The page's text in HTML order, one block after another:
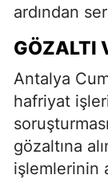
ardından
GÖZALTI
Antalya
hafriyat
gözaltına
işlemlerinin